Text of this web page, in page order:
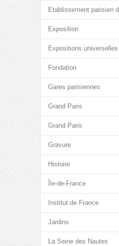
Etablissement parisien
Exposition
Expositions
Fondation
Gares parisiennes
Grand Paris
Grand Paris
Gravure
Histoire
Île-de-France
Institut de France
Jardins
La Seine des Nautes